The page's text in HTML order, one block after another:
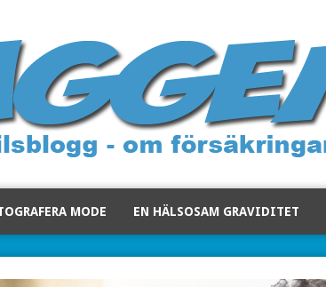
MODE EN HÄLSOSAM GRAVIDITET